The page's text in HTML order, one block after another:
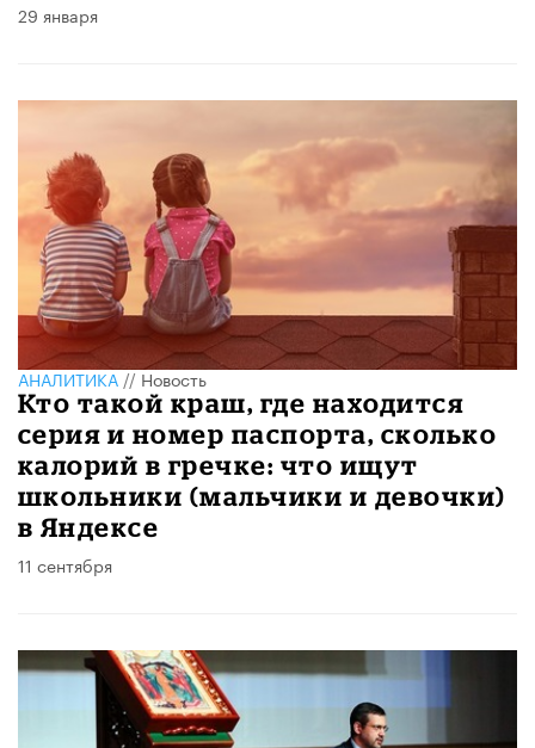
29 января
АНАЛИТИКА//Новость
Кто такой краш, где находится
серия и номер паспорта, сколько
калорий в гречке: что ищут
школьники (мальчики и девочки)
в Яндексе
11 сентября